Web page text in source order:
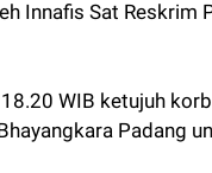
Innafis Sat Reskrim
WIB ketujuh
Padang